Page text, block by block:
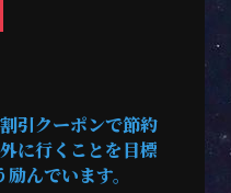
引クーポンで節約
に行くことを目標
んでいます。